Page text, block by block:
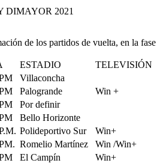
de los partidos de vuelta, en la
ESTADIO
TELEVISIÓN
Villaconcha
Palogrande
Win +
Por definir
Bello Horizonte
Polideportivo Sur
Win+
Romelio Martínez
Win /Win+
El Campín Win+